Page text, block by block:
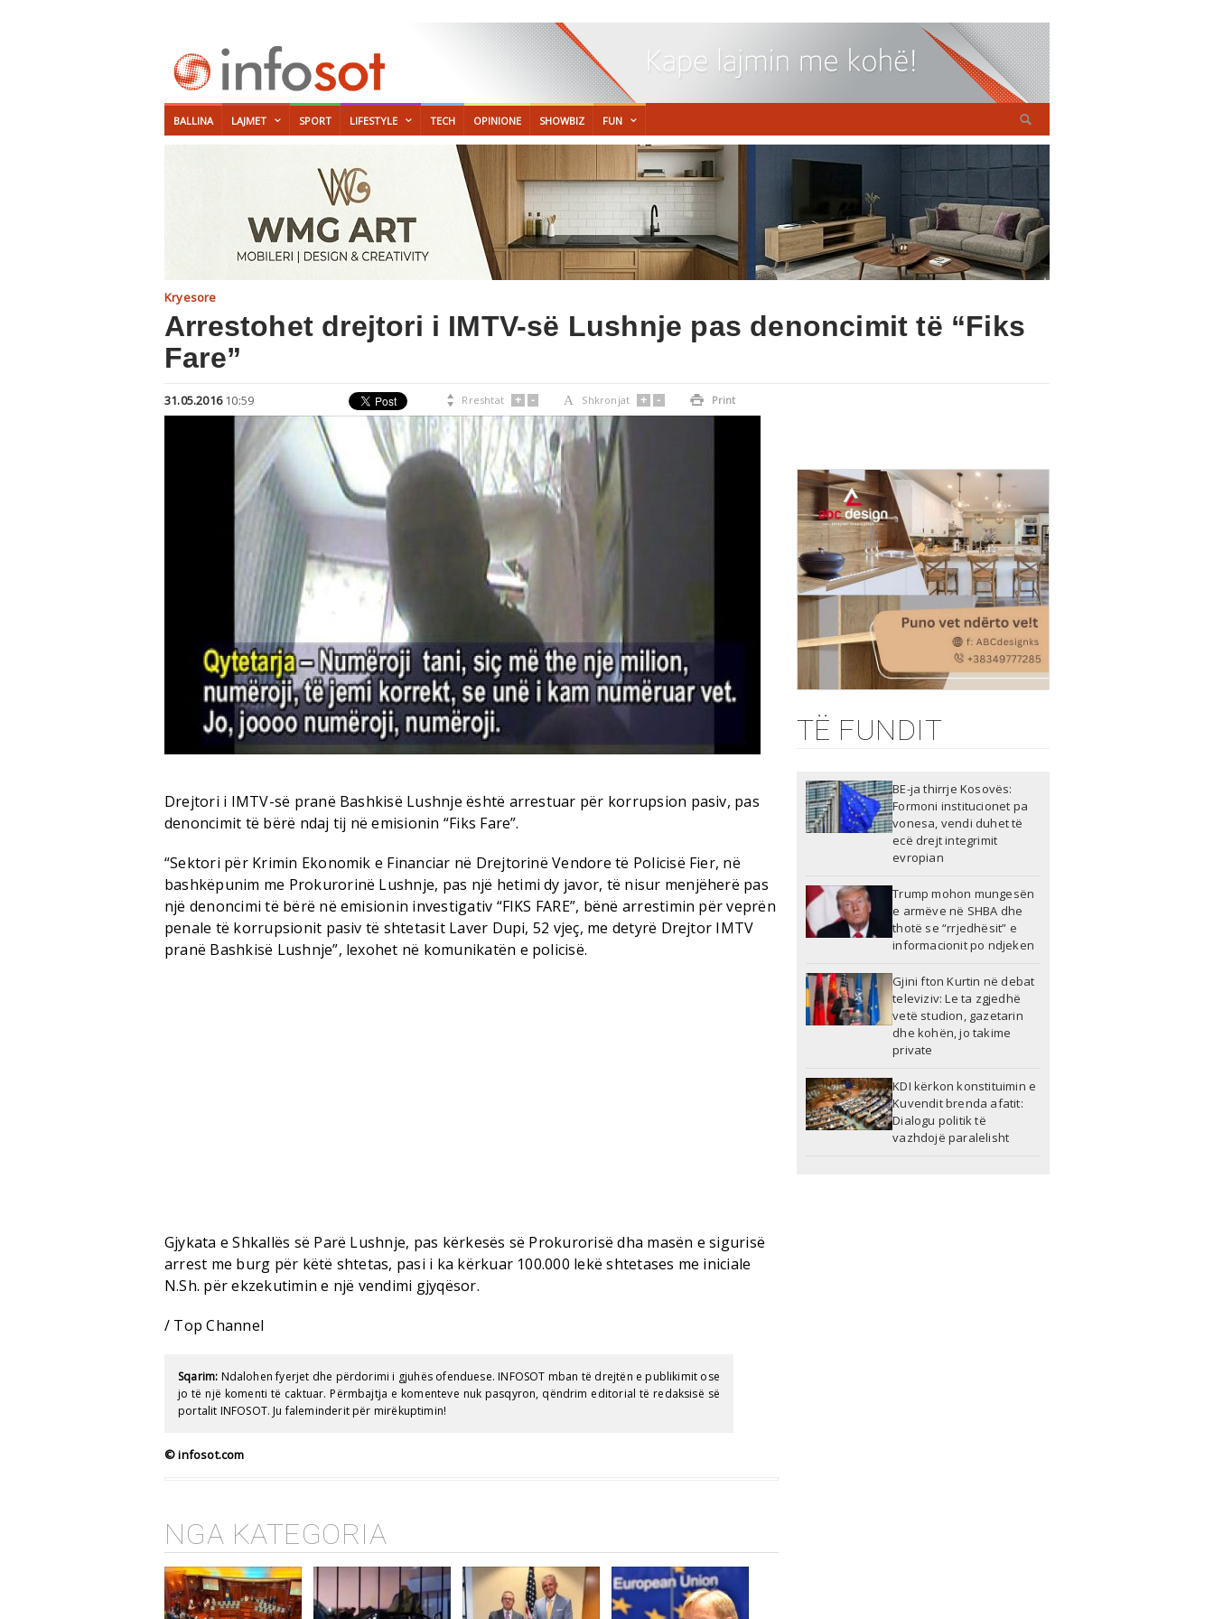
BALLINA LAJMET SPORT LIFESTYLE TECH OPINIONE SHOWBIZ FUN
Kryesore
Arrestohet drejtori i IMTV-së Lushnje pas denoncimit të “Fiks
Fare”
31.05.2016 10:59  Rreshtat + - A Shkronjat + -  Print
Drejtori i IMTV-së pranë Bashkisë Lushnje është arrestuar për korrupsion pasiv, pas
denoncimit të bërë ndaj tij në emisionin “Fiks Fare”.
“Sektori për Krimin Ekonomik e Financiar në Drejtorinë Vendore të Policisë Fier, në
bashkëpunim me Prokurorinë Lushnje, pas një hetimi dy javor, të nisur menjëherë pas
një denoncimi të bërë në emisionin investigativ “FIKS FARE”, bënë arrestimin për veprën
penale të korrupsionit pasiv të shtetasit Laver Dupi, 52 vjeç, me detyrë Drejtor IMTV
pranë Bashkisë Lushnje”, lexohet në komunikatën e policisë.
Gjykata e Shkallës së Parë Lushnje, pas kërkesës së Prokurorisë dha masën e sigurisë
arrest me burg për këtë shtetas, pasi i ka kërkuar 100.000 lekë shtetases me iniciale
N.Sh. për ekzekutimin e një vendimi gjyqësor.
/ Top Channel
Sqarim: Ndalohen fyerjet dhe përdorimi i gjuhës ofenduese. INFOSOT mban të drejtën e publikimit ose
jo të një komenti të caktuar. Përmbajtja e komenteve nuk pasqyron, qëndrim editorial të redaksisë së
portalit INFOSOT. Ju faleminderit për mirëkuptimin!
© infosot.com
NGA KATEGORIA
TË FUNDIT
BE-ja thirrje Kosovës:
Formoni institucionet pa
vonesa, vendi duhet të
ecë drejt integrimit
evropian
Trump mohon mungesën
e armëve në SHBA dhe
thotë se “rrjedhësit” e
informacionit po ndjeken
Gjini fton Kurtin në debat
televiziv: Le ta zgjedhë
vetë studion, gazetarin
dhe kohën, jo takime
private
KDI kërkon konstituimin e
Kuvendit brenda afatit:
Dialogu politik të
vazhdojë paralelisht